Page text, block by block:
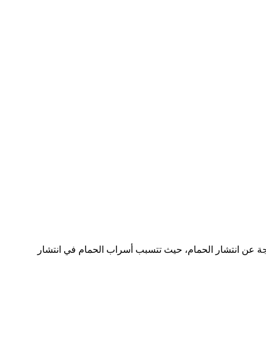
عن انتشار الحمام، حيث تتسبب أسراب الحمام في انتشار